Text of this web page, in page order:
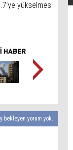
yükselmesi
bekleyen yorum yok.